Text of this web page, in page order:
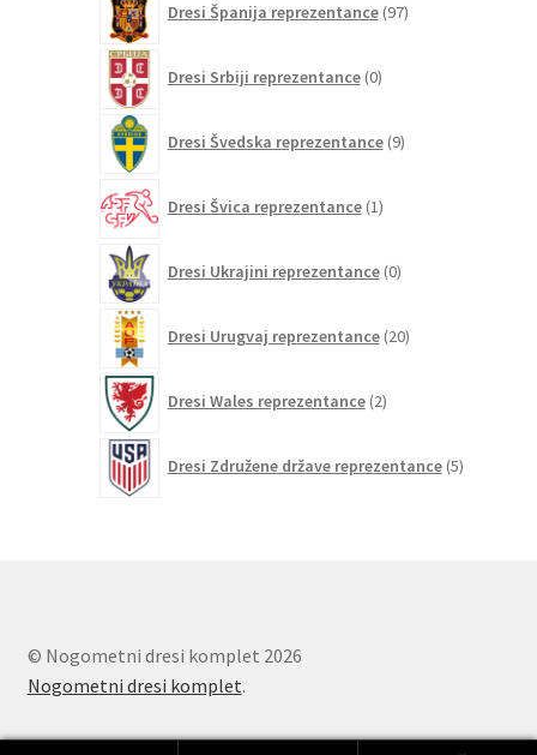
Dresi Španija reprezentance 97izdelkov
Dresi Srbiji reprezentance 0izdelkov
Dresi Švedska reprezentance 9izdelkov
Dresi Švica reprezentance 1izdelek
Dresi Ukrajini reprezentance 0izdelkov
Dresi Urugvaj reprezentance 20izdelkov
Dresi Wales reprezentance 2izdelka
Dresi Združene države reprezentance 5izdelkov
© Nogometni dresi komplet 2026
Nogometni dresi komplet.